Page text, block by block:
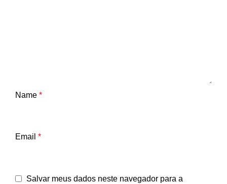
Name *
Email *
Salvar meus dados neste navegador para a